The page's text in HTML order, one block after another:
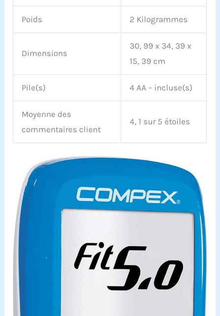
Poids 2 Kilogrammes
Dimensions
30, 99 x 34, 39 x
15, 39 cm
Pile(s) 4 AA – incluse(s)
Moyenne des
commentaires client
4, 1 sur 5 étoiles